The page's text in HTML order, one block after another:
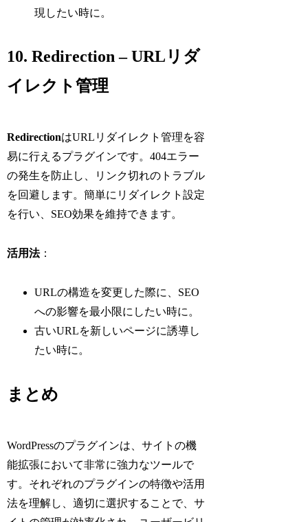
現したい時に。
10. Redirection – URLリダ
イレクト管理
RedirectionはURLリダイレクト管理を容
易に行えるプラグインです。404エラー
の発生を防止し、リンク切れのトラブル
を回避します。簡単にリダイレクト設定
を行い、SEO効果を維持できます。
活用法：
URLの構造を変更した際に、SEO
への影響を最小限にしたい時に。
古いURLを新しいページに誘導し
たい時に。
まとめ
WordPressのプラグインは、サイトの機
能拡張において非常に強力なツールで
す。それぞれのプラグインの特徴や活用
法を理解し、適切に選択することで、サ